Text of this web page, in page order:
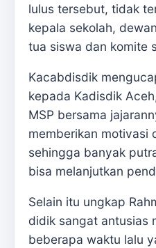
lulus tersebut, tidak
kepala sekolah,
tua siswa dan komite
Kacabdisdik
kepada Kadisdik
MSP bersama
memberikan motivasi
sehingga banyak
bisa melanjutkan
Selain itu ungkap
didik sangat antusias
beberapa waktu lalu